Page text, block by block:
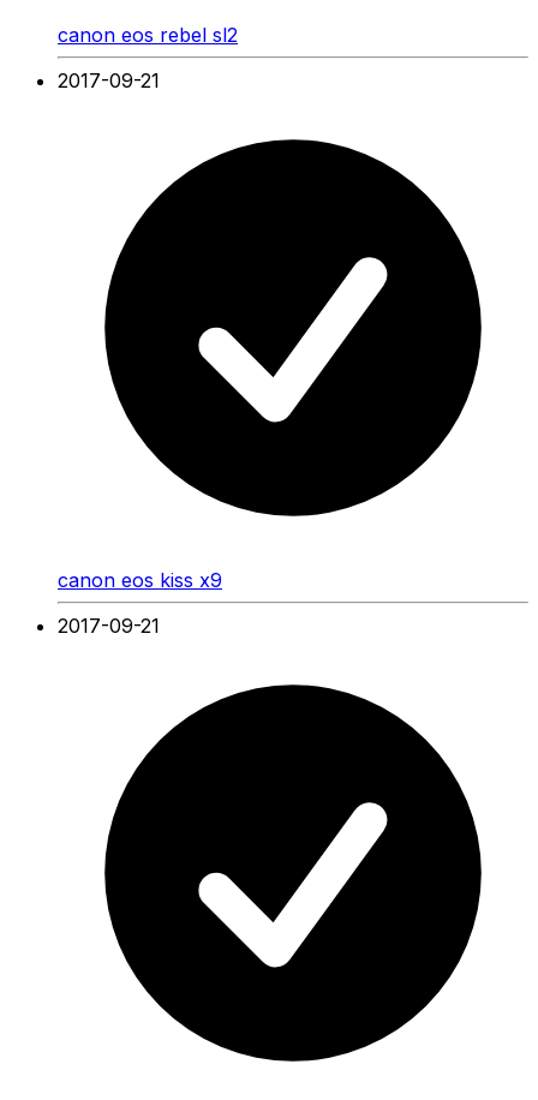
canon eos rebel sl2
2017-09-21
canon eos kiss x9
2017-09-21